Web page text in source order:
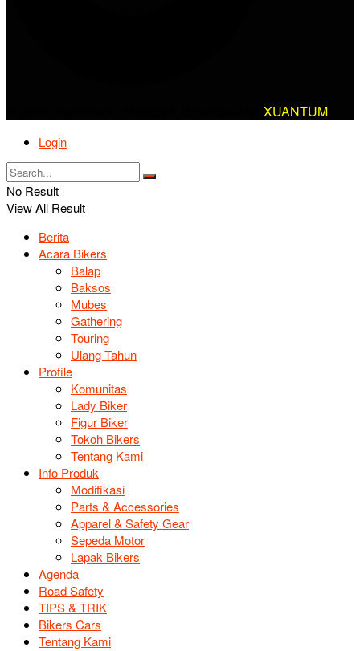
XUANTUM
Login
No Result
View All Result
Berita
Acara Bikers
Balap
Baksos
Mubes
Gathering
Touring
Ulang Tahun
Profile
Komunitas
Lady Biker
Figur Biker
Tokoh Bikers
Tentang Kami
Info Produk
Modifikasi
Parts & Accessories
Apparel & Safety Gear
Sepeda Motor
Lapak Bikers
Agenda
Road Safety
TIPS & TRIK
Bikers Cars
Tentang Kami